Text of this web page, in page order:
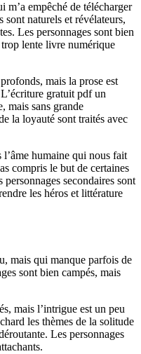
m’a empêché de télécharger
naturels et révélateurs,
Les personnages sont bien
lente livre numérique
mais la prose est
gratuit pdf un
mais sans grande
la loyauté sont traités avec
humaine qui nous fait
compris le but de certaines
secondaires sont
les héros et littérature
mais qui manque parfois de
sont bien campés, mais
mais l’intrigue est un peu
les thèmes de la solitude
Les personnages